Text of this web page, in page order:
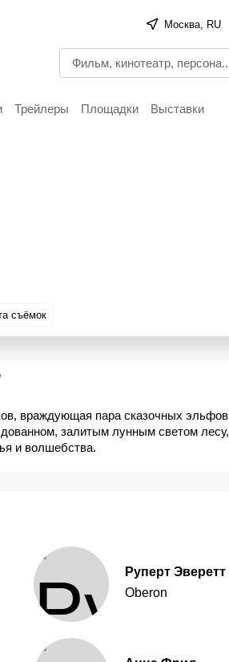
Москва, RU
Трейлеры Площадки Выставки
съёмок
враждующая пара сказочных эльфов
залитым лунным светом лесу,
и волшебства.
Руперт Эверетт
Oberon